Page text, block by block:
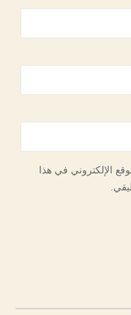
الإلكتروني في هذا